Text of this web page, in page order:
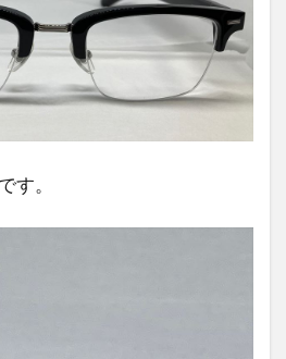
す。